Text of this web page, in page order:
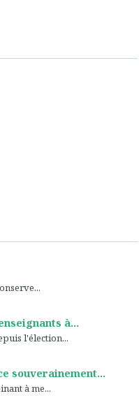
à...
l'élection...
souverainement...
à me...